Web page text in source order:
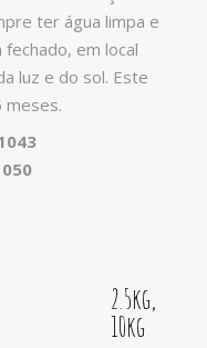
ter água limpa e
em local
luz e do sol. Este
meses.
2.5kg,
10kg